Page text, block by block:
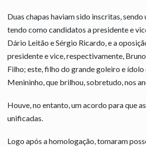
Duas chapas haviam sido inscritas, sendo
tendo como candidatos a presidente e
Dário Leitão e Sérgio Ricardo, e a
presidente e vice, respectivamente,
Filho; este, filho do grande goleiro e ídolo
Menininho, que brilhou, sobretudo, nos
Houve, no entanto, um acordo para que
unificadas.
Logo após a homologação, tomaram